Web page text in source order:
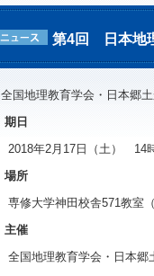
第4回 日本地
全国地理教育学会・日本郷
期日
2018年2月17日（土） 14
場所
専修大学神田校舎571教室
主催
全国地理教育学会・日本郷